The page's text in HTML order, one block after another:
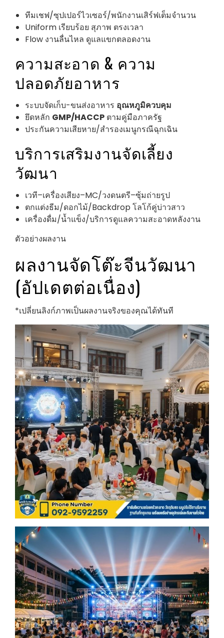
ทีมเชฟ/ซุปเปอร์ไวเซอร์/พนักงานเสิร์ฟเต็มจำนวน
Uniform เรียบร้อย สุภาพ ตรงเวลา
Flow งานลื่นไหล ดูแลแขกตลอดงาน
ความสะอาด & ความ
ปลอดภัยอาหาร
ระบบจัดเก็บ-ขนส่งอาหาร อุณหภูมิควบคุม
ยึดหลัก GMP/HACCP ตามคู่มือภาครัฐ
ประกันความเสียหาย/สำรองเมนูกรณีฉุกเฉิน
บริการเสริมงานจัดเลี้ยง
วัฒนา
เวที–เครื่องเสียง–MC/วงดนตรี–ซุ้มถ่ายรูป
ตกแต่งธีม/ดอกไม้/Backdrop โลโก้คู่บ่าวสาว
เครื่องดื่ม/น้ำแข็ง/บริการดูแลความสะอาดหลังงาน
ตัวอย่างผลงาน
ผลงานจัดโต๊ะจีนวัฒนา
(อัปเดตต่อเนื่อง)
*เปลี่ยนลิงก์ภาพเป็นผลงานจริงของคุณได้ทันที